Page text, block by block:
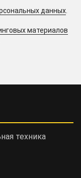
данных.
материалов
техника